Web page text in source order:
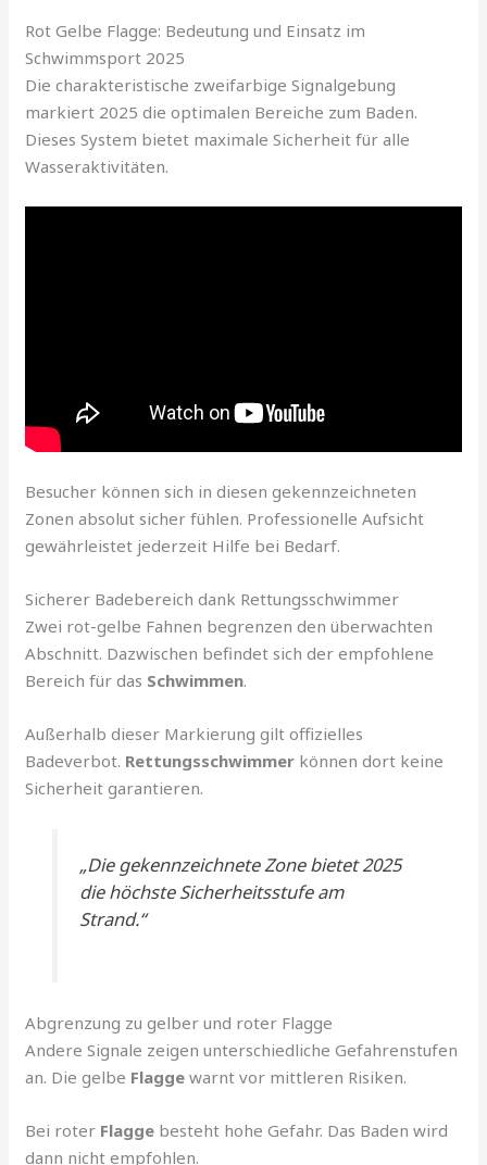
Rot Gelbe Flagge: Bedeutung und Einsatz im
Schwimmsport 2025
Die charakteristische zweifarbige Signalgebung
markiert 2025 die optimalen Bereiche zum Baden.
Dieses System bietet maximale Sicherheit für alle
Wasseraktivitäten.
Besucher können sich in diesen gekennzeichneten
Zonen absolut sicher fühlen. Professionelle Aufsicht
gewährleistet jederzeit Hilfe bei Bedarf.
Sicherer Badebereich dank Rettungsschwimmer
Zwei rot-gelbe Fahnen begrenzen den überwachten
Abschnitt. Dazwischen befindet sich der empfohlene
Bereich für das Schwimmen.
Außerhalb dieser Markierung gilt offizielles
Badeverbot. Rettungsschwimmer können dort keine
Sicherheit garantieren.
„Die gekennzeichnete Zone bietet 2025
die höchste Sicherheitsstufe am
Strand.“
Abgrenzung zu gelber und roter Flagge
Andere Signale zeigen unterschiedliche Gefahrenstufen
an. Die gelbe Flagge warnt vor mittleren Risiken.
Bei roter Flagge besteht hohe Gefahr. Das Baden wird
dann nicht empfohlen.